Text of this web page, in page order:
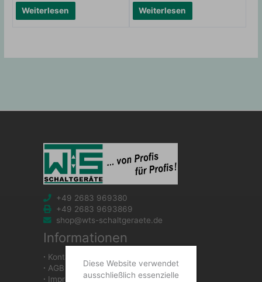
Weiterlesen Weiterlesen
+49 2683 969380
+49 2683 9693869
shop@wts-schaltgeraete.de
Informationen
∙ Kontakt
∙ AGB
∙ Impressum
Diese Website verwendet
ausschließlich essenzielle